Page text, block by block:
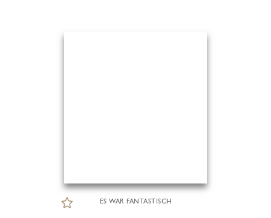
ES WAR FANTASTISCH